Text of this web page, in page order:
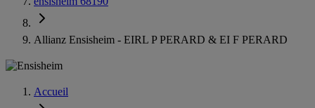
Allianz Ensisheim - EIRL P PERARD & EI F PERARD
Accueil